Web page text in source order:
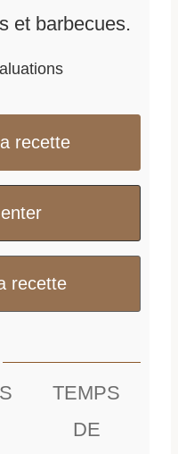
et barbecues.
recette
recette
TEMPS
DE